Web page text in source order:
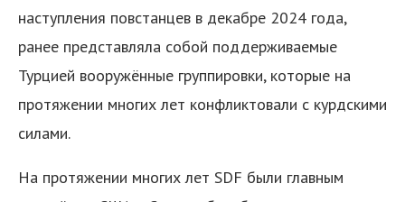
наступления повстанцев в декабре 2024 года,
ранее представляла собой поддерживаемые
Турцией вооружённые группировки, которые на
протяжении многих лет конфликтовали с курдскими
силами.
На протяжении многих лет SDF были главным